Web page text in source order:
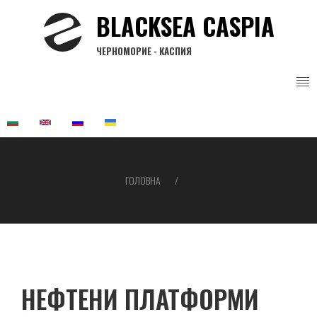
BLACKSEA CASPIA
ЧЕРНОМОРИЕ - КАСПИЯ
навіґації
ГОЛОВНА
НЕФТЕНИ ПЛАТФОРМИ